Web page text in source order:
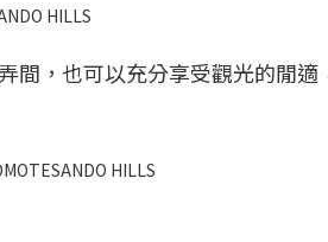
HILLS
間，也可以充分享受觀光的閒適
HILLS